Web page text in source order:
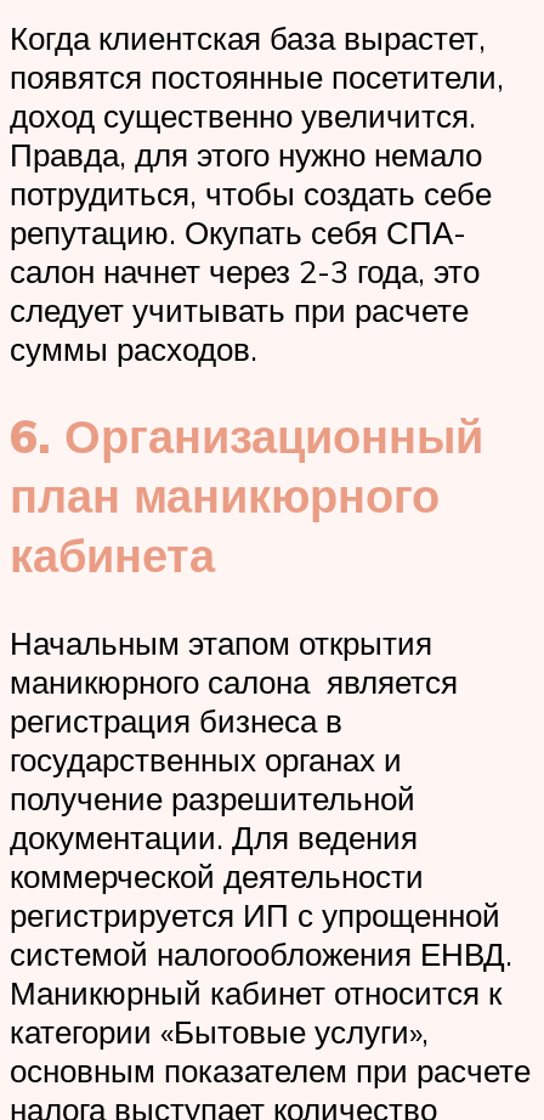
Когда клиентская база вырастет,
появятся постоянные посетители,
доход существенно увеличится.
Правда, для этого нужно немало
потрудиться, чтобы создать себе
репутацию. Окупать себя СПА-
салон начнет через 2-3 года, это
следует учитывать при расчете
суммы расходов.
6. Организационный
план маникюрного
кабинета
Начальным этапом открытия
маникюрного салона является
регистрация бизнеса в
государственных органах и
получение разрешительной
документации. Для ведения
коммерческой деятельности
регистрируется ИП с упрощенной
системой налогообложения ЕНВД.
Маникюрный кабинет относится к
категории «Бытовые услуги»,
основным показателем при расчете
налога выступает количество